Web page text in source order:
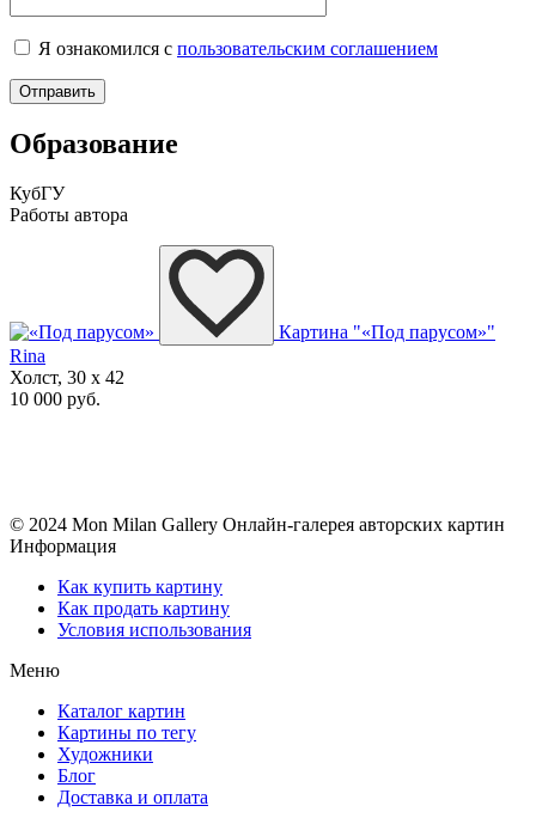
Я ознакомился с пользовательским соглашением
Образование
КубГУ
Работы автора
Картина "«Под парусом»"
Rina
Холст, 30 x 42
10 000 руб.
© 2024 Mon Milan Gallery Онлайн-галерея авторских картин
Информация
Как купить картину
Как продать картину
Условия использования
Меню
Каталог картин
Картины по тегу
Художники
Блог
Доставка и оплата